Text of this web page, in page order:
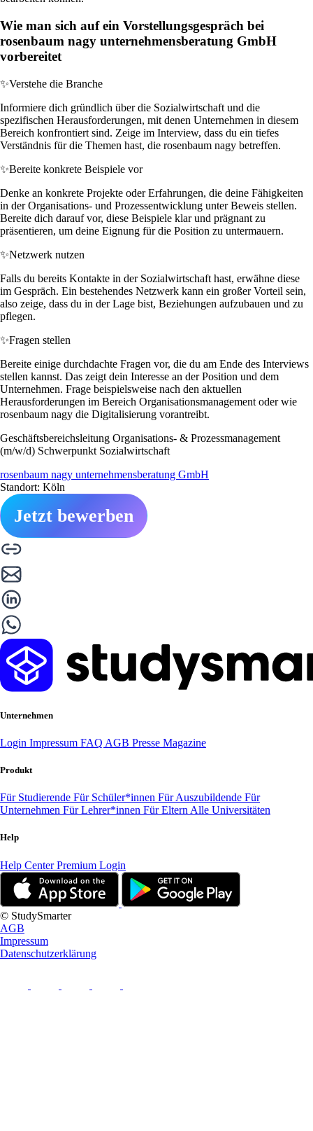
Wie man sich auf ein Vorstellungsgespräch bei
rosenbaum nagy unternehmensberatung GmbH
vorbereitet
✨Verstehe die Branche
Informiere dich gründlich über die Sozialwirtschaft und die
spezifischen Herausforderungen, mit denen Unternehmen in diesem
Bereich konfrontiert sind. Zeige im Interview, dass du ein tiefes
Verständnis für die Themen hast, die rosenbaum nagy betreffen.
✨Bereite konkrete Beispiele vor
Denke an konkrete Projekte oder Erfahrungen, die deine Fähigkeiten
in der Organisations- und Prozessentwicklung unter Beweis stellen.
Bereite dich darauf vor, diese Beispiele klar und prägnant zu
präsentieren, um deine Eignung für die Position zu untermauern.
✨Netzwerk nutzen
Falls du bereits Kontakte in der Sozialwirtschaft hast, erwähne diese
im Gespräch. Ein bestehendes Netzwerk kann ein großer Vorteil sein,
also zeige, dass du in der Lage bist, Beziehungen aufzubauen und zu
pflegen.
✨Fragen stellen
Bereite einige durchdachte Fragen vor, die du am Ende des Interviews
stellen kannst. Das zeigt dein Interesse an der Position und dem
Unternehmen. Frage beispielsweise nach den aktuellen
Herausforderungen im Bereich Organisationsmanagement oder wie
rosenbaum nagy die Digitalisierung vorantreibt.
Geschäftsbereichsleitung Organisations- & Prozessmanagement
(m/w/d) Schwerpunkt Sozialwirtschaft
rosenbaum nagy unternehmensberatung GmbH
Standort: Köln
Jetzt bewerben
Unternehmen
Login Impressum FAQ AGB Presse Magazine
Produkt
Für Studierende Für Schüler*innen Für Auszubildende Für
Unternehmen Für Lehrer*innen Für Eltern Alle Universitäten
Help
Help CenterPremium Login
© StudySmarter
AGB
Impressum
Datenschutzerklärung